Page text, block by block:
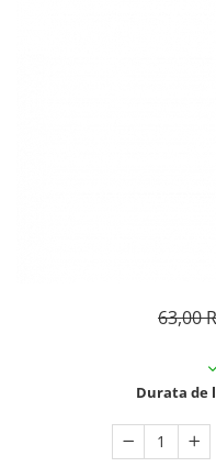
63,00
Durata de